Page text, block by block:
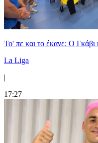
Το' πε και το έκανε: Ο
La Liga
|
17:27